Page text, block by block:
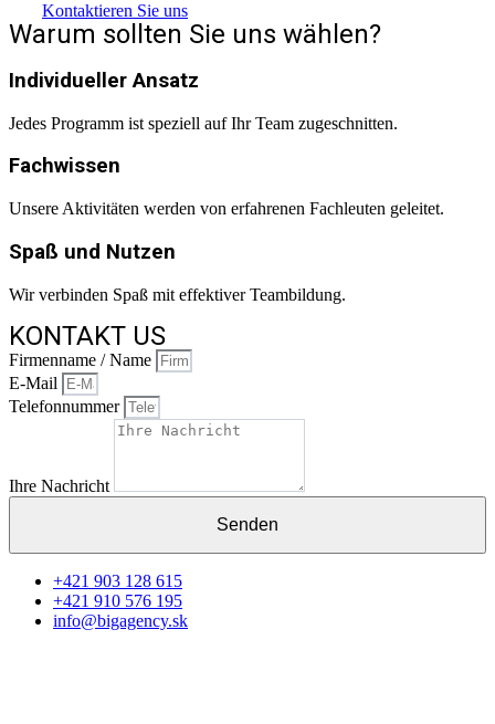
Kontaktieren Sie uns
Warum sollten Sie uns wählen?
Individueller Ansatz
Jedes Programm ist speziell auf Ihr Team zugeschnitten.
Fachwissen
Unsere Aktivitäten werden von erfahrenen Fachleuten geleitet.
Spaß und Nutzen
Wir verbinden Spaß mit effektiver Teambildung.
KONTAKT US
Firmenname / Name
E-Mail
Telefonnummer
Ihre Nachricht
Senden
+421 903 128 615​
+421 910 576 195
info@bigagency.sk